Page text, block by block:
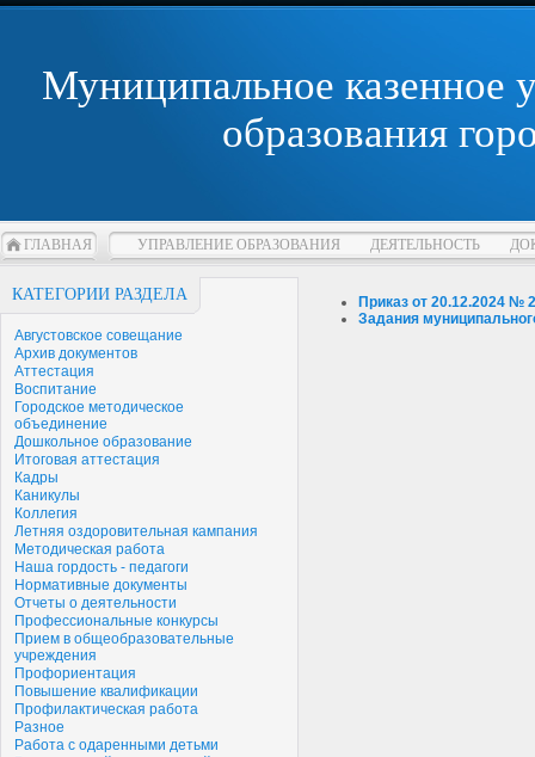
Муниципальное казенное
образования
ГЛАВНАЯ УПРАВЛЕНИЕ ОБРАЗОВАНИЯ ДЕЯТЕЛЬНОСТЬ
КАТЕГОРИИ РАЗДЕЛА
Августовское совещание
Архив документов
Аттестация
Воспитание
Городское методическое
объединение
Дошкольное образование
Итоговая аттестация
Кадры
Каникулы
Коллегия
Летняя оздоровительная кампания
Методическая работа
Наша гордость - педагоги
Нормативные документы
Отчеты о деятельности
Профессиональные конкурсы
Прием в общеобразовательные
учреждения
Профориентация
Повышение квалификации
Профилактическая работа
Разное
Работа с одаренными детьми
Приказ от 20.12.2024 №
Задания